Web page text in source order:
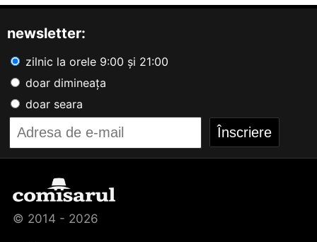
newsletter:
zilnic la orele 9:00 și 21:00
doar dimineața
doar seara
© 2014 - 2026